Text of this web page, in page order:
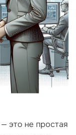
это не простая